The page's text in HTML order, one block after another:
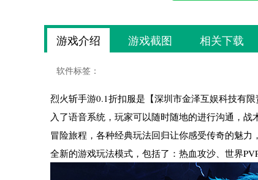
游戏介绍 游戏截图 相关下载
软件标签：
烈火斩手游0.1折扣服是【深圳市金泽互娱科技有
入了语音系统，玩家可以随时随地的进行沟通，
冒险旅程，各种经典玩法回归让你感受传奇的魅
全新的游戏玩法模式，包括了：热血攻沙、世界